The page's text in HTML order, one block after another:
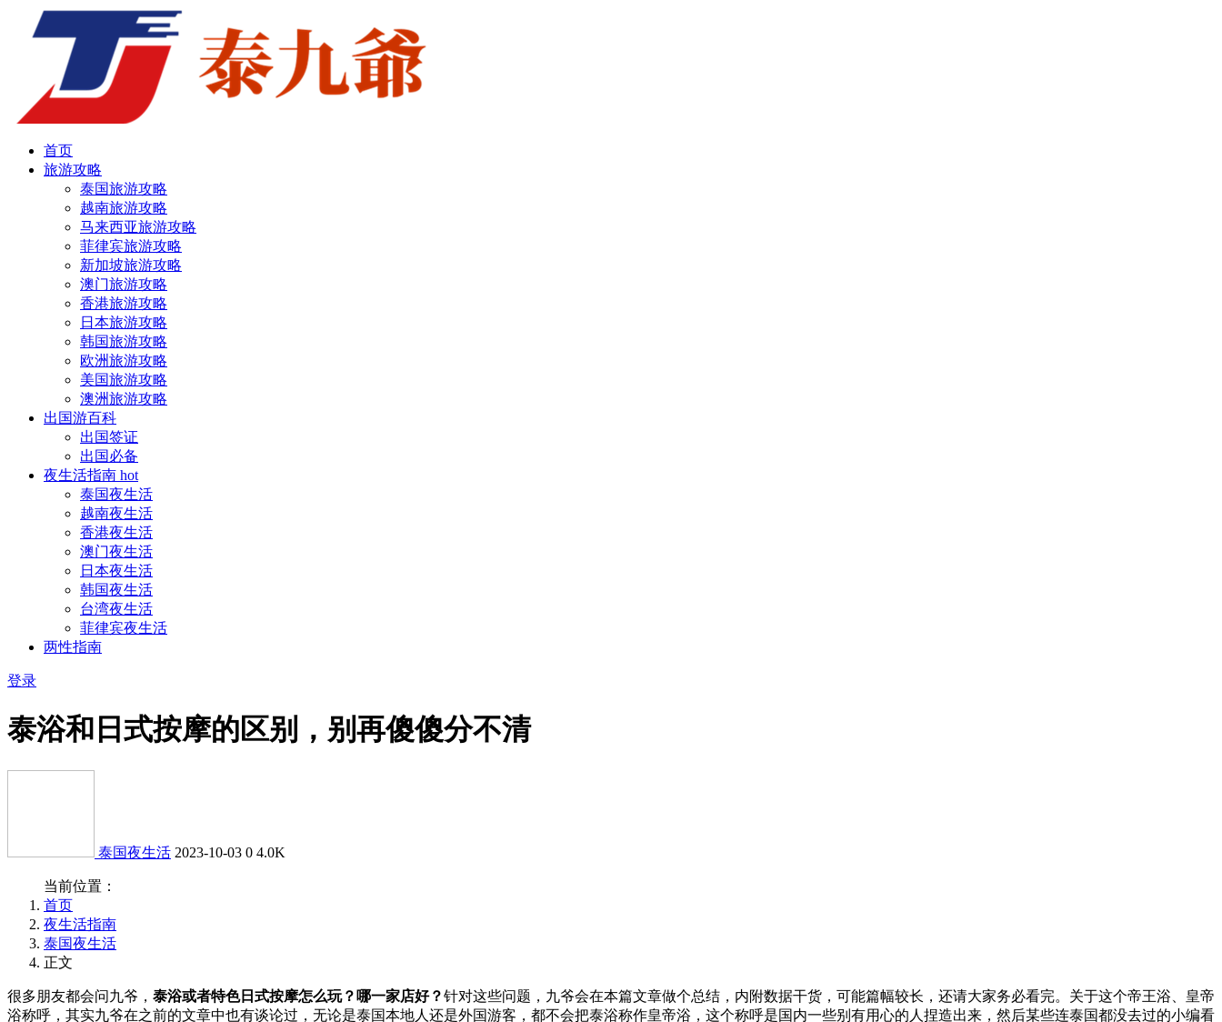
首页
旅游攻略
泰国旅游攻略
越南旅游攻略
马来西亚旅游攻略
菲律宾旅游攻略
新加坡旅游攻略
澳门旅游攻略
香港旅游攻略
日本旅游攻略
韩国旅游攻略
欧洲旅游攻略
美国旅游攻略
澳洲旅游攻略
出国游百科
出国签证
出国必备
夜生活指南 hot
泰国夜生活
越南夜生活
香港夜生活
澳门夜生活
日本夜生活
韩国夜生活
台湾夜生活
菲律宾夜生活
两性指南
登录
泰浴和日式按摩的区别，别再傻傻分不清
泰国夜生活 2023-10-03 0 4.0K
当前位置：
首页
夜生活指南
泰国夜生活
正文
很多朋友都会问九爷， 泰浴或者特色日式按摩怎么玩？哪一家店好？针对这些问题，九爷会在本篇文章做个总结，内附数据干货，可能篇幅较长，还请大家务必看完。关于这个帝王浴、皇帝
浴称呼，其实九爷在之前的文章中也有谈论过，无论是泰国本地人还是外国游客，都不会把泰浴称作皇帝浴，这个称呼是国内一些别有用心的人捏造出来，然后某些连泰国都没去过的小编看